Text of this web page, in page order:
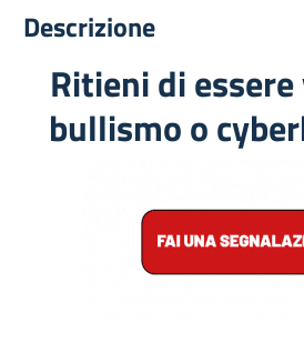
Descrizione
Ritieni di
bullismo o